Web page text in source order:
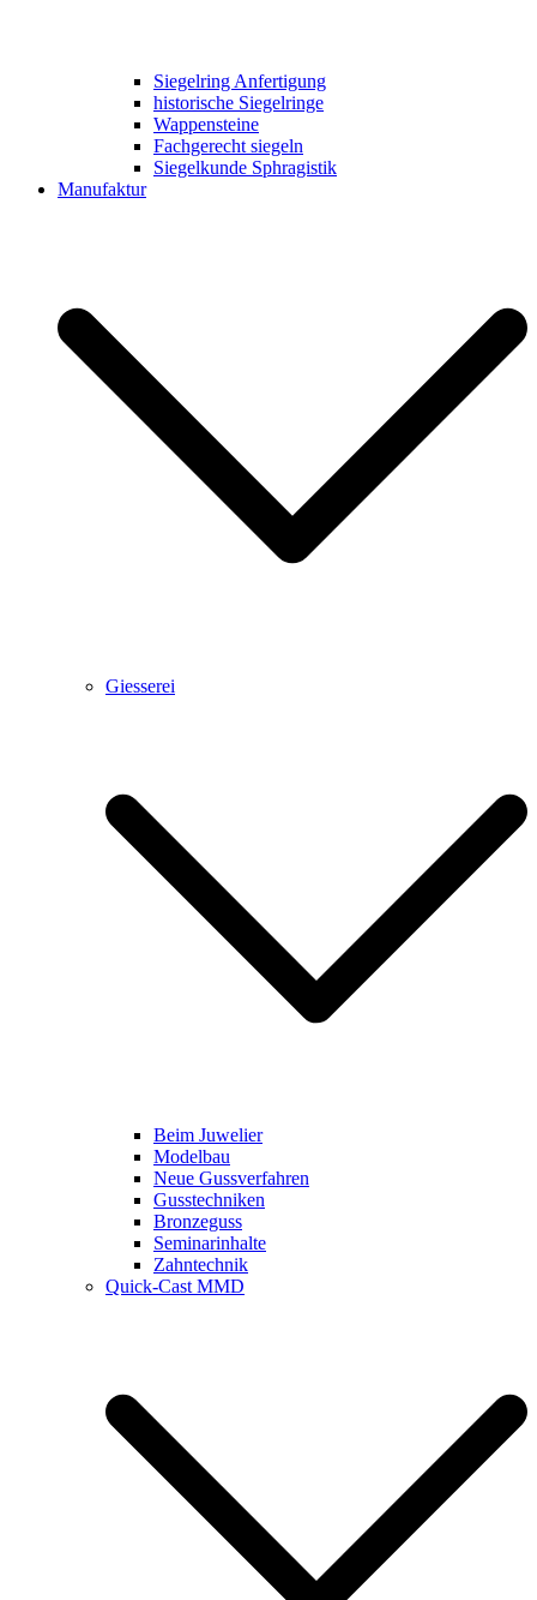
Siegelring Anfertigung
historische Siegelringe
Wappensteine
Fachgerecht siegeln
Siegelkunde Sphragistik
Manufaktur
Giesserei
Beim Juwelier
Modelbau
Neue Gussverfahren
Gusstechniken
Bronzeguss
Seminarinhalte
Zahntechnik
Quick-Cast MMD